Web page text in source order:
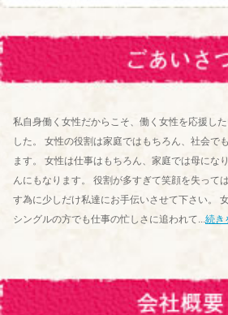
私自身働く女性だからこそ、働く女性を応援し
した。 女性の役割は家庭ではもちろん、社会で
ます。 女性は仕事はもちろん、家庭では母にな
んにもなります。 役割が多すぎて笑顔を失って
す為に少しだけ私達にお手伝いさせて下さい。
シングルの方でも仕事の忙しさに追われて...続き